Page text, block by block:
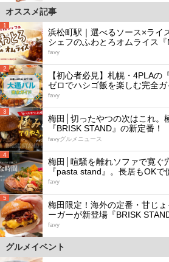
オススメ記事
1
浜松町駅｜選べるソース×ライ
シェフのふわとろオムライス『
favy
2
【初心者必見】札幌・4PLAの
ゼロでハシゴ飯を楽しむ完全ガ
favy
3
梅田│切ったやつの次はこれ。
『BRISK STAND』の新定番！
favyグルメニュース
4
梅田│喧騒を離れソファで寛ぐ
『pasta stand』。長居もOKで
favy
5
梅田限定！海外の定番・甘じ
ーガーが新登場『BRISK STAND
favy
グルメイベント